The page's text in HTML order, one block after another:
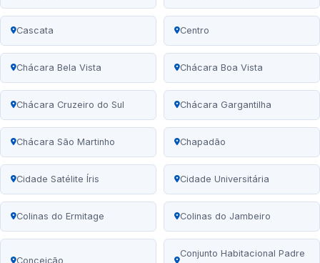
Cascata Centro
Chácara Bela Vista Chácara Boa Vista
Chácara Cruzeiro do Sul Chácara Gargantilha
Chácara São Martinho Chapadão
Cidade Satélite Íris Cidade Universitária
Colinas do Ermitage Colinas do Jambeiro
Conceição
Conjunto Habitacional Padre